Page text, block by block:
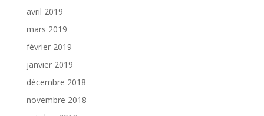
avril 2019
mars 2019
février 2019
janvier 2019
décembre 2018
novembre 2018